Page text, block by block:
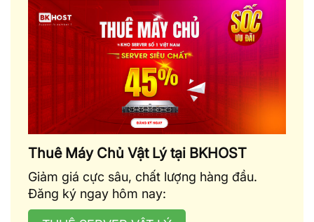
Thuê Máy Chủ Vật Lý tại BKHOST
Giảm giá cực sâu, chất lượng hàng đầu.
Đăng ký ngay hôm nay: